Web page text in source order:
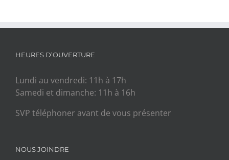
HEURES D’OUVERTURE
Lundi au vendredi: 11h à 17h
Samedi et dimanche: 11h à 16h
SVP téléphoner avant de vous présenter
NOUS JOINDRE